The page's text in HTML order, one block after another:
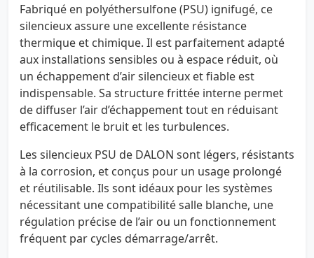
Fabriqué en polyéthersulfone (PSU) ignifugé, ce
silencieux assure une excellente résistance
thermique et chimique. Il est parfaitement adapté
aux installations sensibles ou à espace réduit, où
un échappement d’air silencieux et fiable est
indispensable. Sa structure frittée interne permet
de diffuser l’air d’échappement tout en réduisant
efficacement le bruit et les turbulences.
Les silencieux PSU de DALON sont légers, résistants
à la corrosion, et conçus pour un usage prolongé
et réutilisable. Ils sont idéaux pour les systèmes
nécessitant une compatibilité salle blanche, une
régulation précise de l’air ou un fonctionnement
fréquent par cycles démarrage/arrêt.